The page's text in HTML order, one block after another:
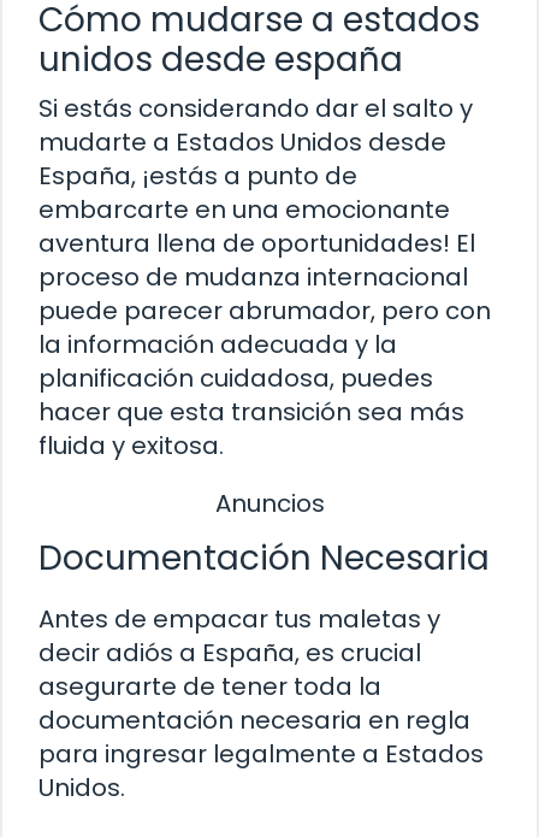
Cómo mudarse a estados
unidos desde españa
Si estás considerando dar el salto y
mudarte a Estados Unidos desde
España, ¡estás a punto de
embarcarte en una emocionante
aventura llena de oportunidades! El
proceso de mudanza internacional
puede parecer abrumador, pero con
la información adecuada y la
planificación cuidadosa, puedes
hacer que esta transición sea más
fluida y exitosa.
Anuncios
Documentación Necesaria
Antes de empacar tus maletas y
decir adiós a España, es crucial
asegurarte de tener toda la
documentación necesaria en regla
para ingresar legalmente a Estados
Unidos.